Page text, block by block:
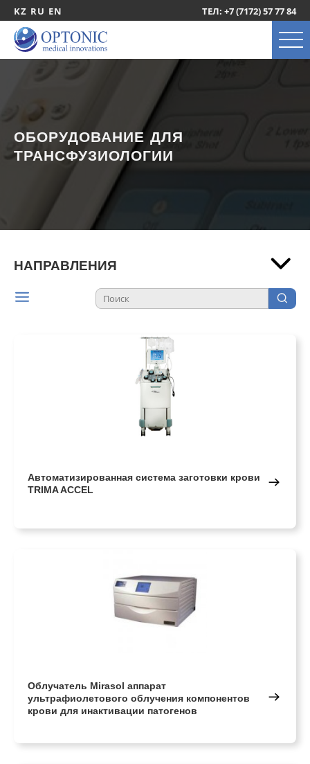
KZ RU EN ТЕЛ: +7 (7172) 57 77 84
ОБОРУДОВАНИЕ ДЛЯ
ТРАНСФУЗИОЛОГИИ
НАПРАВЛЕНИЯ
Автоматизированная система заготовки крови
TRIMA ACCEL
Облучатель Mirasol аппарат
ультрафиолетового облучения компонентов
крови для инактивации патогенов